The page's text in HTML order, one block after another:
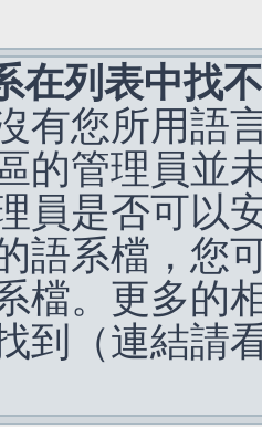
在列表中找
有您所用語
的管理員並
員是否可以
語系檔，您
檔。更多的
到（連結請